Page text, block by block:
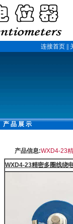
连接首页
品 展 示
产品信息:WXD4-23
WXD4-23精密多圈线绕